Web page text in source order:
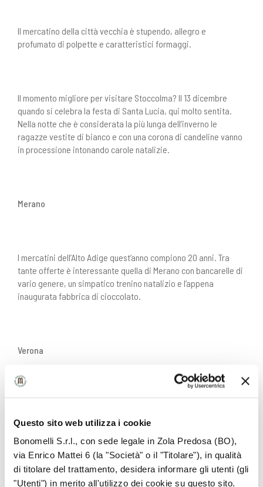
Questo sito web utilizza i cookie
Bonomelli S.r.l., con sede legale in Zola Predosa (BO),
via Enrico Mattei 6 (la "Società" o il "Titolare"), in qualità
di titolare del trattamento, desidera informare gli utenti (gli
"Utenti") in merito all'utilizzo dei cookie su questo sito.
Il mercatino della città vecchia è stupendo, allegro e
profumato di polpette e caratteristici formaggi.
Il momento migliore per visitare Stoccolma? Il 13 dicembre
quando si celebra la festa di Santa Lucia, qui molto sentita.
Nella notte che è considerata la più lunga dell’inverno le
ragazze vestite di bianco e con una corona di candeline vanno
in processione intonando carole natalizie.
Merano
I mercatini dell’Alto Adige quest’anno compiono 20 anni. Tra
tante offerte è interessante quella di Merano con bancarelle di
vario genere, un simpatico trenino natalizio e l’appena
inaugurata fabbrica di cioccolato.
Verona
consumo energetico che donano una luce ecologica a capanne
di legno e banchetti di golosità, come quelli del Mercatino di
Norimberga di Piazza dei Signori: il gemellaggio con la città
tedesca garantisce la prelibatezza di gulasch, crauti, zuppe
d’orzo, grappe e distillati, torte di frutta secca e strudel con
cannella.